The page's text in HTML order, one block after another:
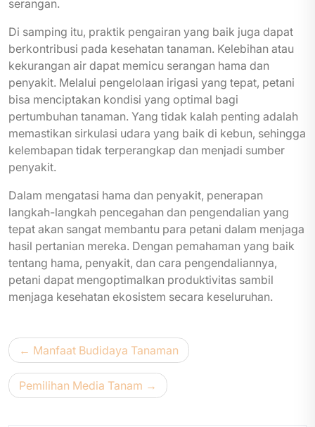
serangan.
Di samping itu, praktik pengairan yang baik juga dapat
berkontribusi pada kesehatan tanaman. Kelebihan atau
kekurangan air dapat memicu serangan hama dan
penyakit. Melalui pengelolaan irigasi yang tepat, petani
bisa menciptakan kondisi yang optimal bagi
pertumbuhan tanaman. Yang tidak kalah penting adalah
memastikan sirkulasi udara yang baik di kebun, sehingga
kelembapan tidak terperangkap dan menjadi sumber
penyakit.
Dalam mengatasi hama dan penyakit, penerapan
langkah-langkah pencegahan dan pengendalian yang
tepat akan sangat membantu para petani dalam menjaga
hasil pertanian mereka. Dengan pemahaman yang baik
tentang hama, penyakit, dan cara pengendaliannya,
petani dapat mengoptimalkan produktivitas sambil
menjaga kesehatan ekosistem secara keseluruhan.
Post
navigation
Manfaat Budidaya Tanaman
Pemilihan Media Tanam